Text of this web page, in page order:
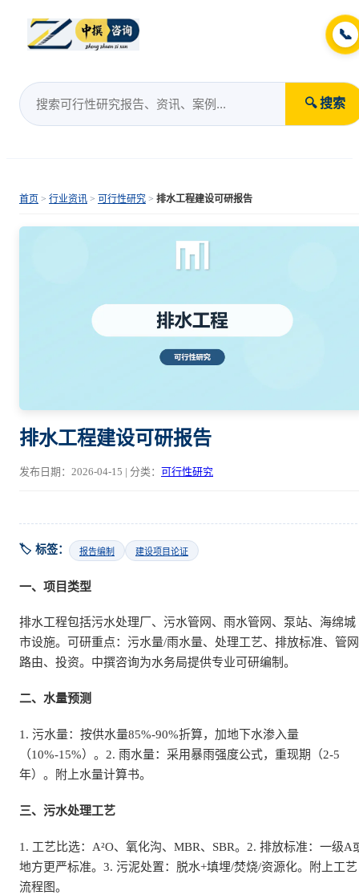
📞
🔍 搜索
首页 > 行业资讯 > 可行性研究 > 排水工程建设可研报告
排水工程建设可研报告
发布日期：2026-04-15 | 分类： 可行性研究
🏷️ 标签： 报告编制 建设项目论证
一、项目类型
排水工程包括污水处理厂、污水管网、雨水管网、泵站、海绵城
市设施。可研重点：污水量/雨水量、处理工艺、排放标准、管网
路由、投资。中撰咨询为水务局提供专业可研编制。
二、水量预测
1. 污水量：按供水量85%-90%折算，加地下水渗入量
（10%-15%）。2. 雨水量：采用暴雨强度公式，重现期（2-5
年）。附上水量计算书。
三、污水处理工艺
1. 工艺比选：A²O、氧化沟、MBR、SBR。2. 排放标准：一级A
地方更严标准。3. 污泥处置：脱水+填埋/焚烧/资源化。附上工艺
流程图。